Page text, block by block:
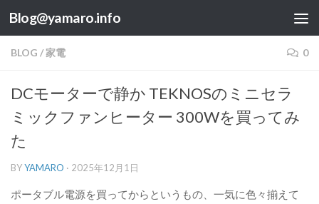
コンテンツへスキップ
Blog@yamaro.info
BLOG / 家電 0
DCモーターで静か TEKNOSのミニセラ
ミックファンヒーター 300Wを買ってみ
た
BYYAMARO · 2025年12月1日
ポータブル電源を買ってからというもの、一気に色々揃えて